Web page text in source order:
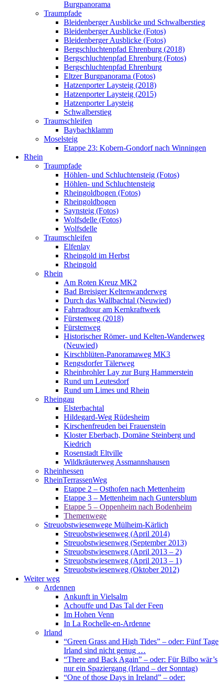
Burgpanorama
Traumpfade
Bleidenberger Ausblicke und Schwalberstieg
Bleidenberger Ausblicke (Fotos)
Bleidenberger Ausblicke (Fotos)
Bergschluchtenpfad Ehrenburg (2018)
Bergschluchtenpfad Ehrenburg (Fotos)
Bergschluchtenpfad Ehrenburg
Eltzer Burgpanorama (Fotos)
Hatzenporter Laysteig (2018)
Hatzenporter Laysteig (2015)
Hatzenporter Laysteig
Schwalberstieg
Traumschleifen
Baybachklamm
Moselsteig
Etappe 23: Kobern-Gondorf nach Winningen
Rhein
Traumpfade
Höhlen- und Schluchtensteig (Fotos)
Höhlen- und Schluchtensteig
Rheingoldbogen (Fotos)
Rheingoldbogen
Saynsteig (Fotos)
Wolfsdelle (Fotos)
Wolfsdelle
Traumschleifen
Elfenlay
Rheingold im Herbst
Rheingold
Rhein
Am Roten Kreuz MK2
Bad Breisiger Keltenwanderweg
Durch das Wallbachtal (Neuwied)
Fahrradtour am Kernkraftwerk
Fürstenweg (2018)
Fürstenweg
Historischer Römer- und Kelten-Wanderweg
(Neuwied)
Kirschblüten-Panoramaweg MK3
Rengsdorfer Tälerweg
Rheinbrohler Lay zur Burg Hammerstein
Rund um Leutesdorf
Rund um Limes und Rhein
Rheingau
Elsterbachtal
Hildegard-Weg Rüdesheim
Kirschenfreuden bei Frauenstein
Kloster Eberbach, Domäne Steinberg und
Kiedrich
Rosenstadt Eltville
Wildkräuterweg Assmannshausen
Rheinhessen
RheinTerrassenWeg
Etappe 2 – Osthofen nach Mettenheim
Etappe 3 – Mettenheim nach Guntersblum
Etappe 5 – Oppenheim nach Bodenheim
Themenwege
Streuobstwiesenwege Mülheim-Kärlich
Streuobstwiesenweg (April 2014)
Streuobstwiesenweg (September 2013)
Streuobstwiesenweg (April 2013 – 2)
Streuobstwiesenweg (April 2013 – 1)
Streuobstwiesenweg (Oktober 2012)
Weiter weg
Ardennen
Ankunft in Vielsalm
Achouffe und Das Tal der Feen
Im Hohen Venn
In La Rochelle-en-Ardenne
Irland
“Green Grass and High Tides” – oder: Fünf Tage
Irland sind nicht genug …
“There and Back Again” – oder: Für Bilbo wär’s
nur ein Spaziergang (Irland – der Sonntag)
“One of those Days in Ireland” – oder: